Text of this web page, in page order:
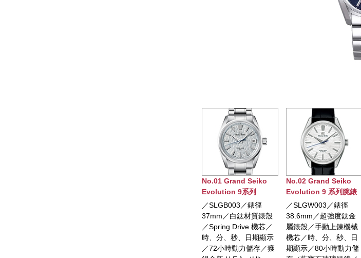
No.02 Grand Seiko
Evolution 9 系列腕錶
／SLGW003／錶徑
38.6mm／超強度鈦金
屬錶殼／手動上鍊機械
機芯／時、分、秒、日
期顯示／80小時動力儲
No.03 Grand Seiko
Spring Drive 手動上錬
腕錶
／SBGY007／錶徑
38.5mm／不鏽鋼材質
錶殼／Spring Drive手動
上鍊機芯／時、分、秒
顯示／動力儲存72小時